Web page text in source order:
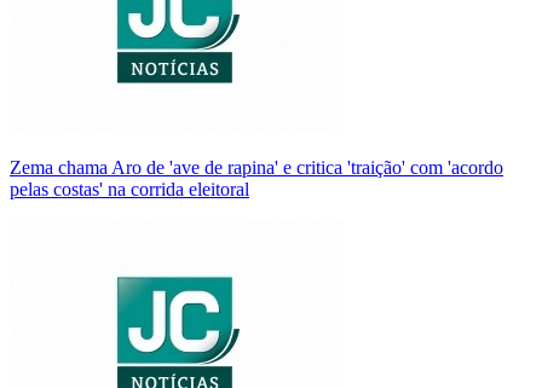
Zema chama Aro de 'ave de rapina' e critica 'traição' com 'acordo
pelas costas' na corrida eleitoral